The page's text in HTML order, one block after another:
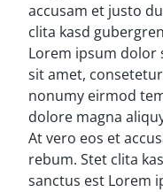
accusam et justo
clita kasd
Lorem ipsum dolor
sit amet,
nonumy eirmod
dolore magna
At vero eos et
rebum. Stet clita
sanctus est Lorem